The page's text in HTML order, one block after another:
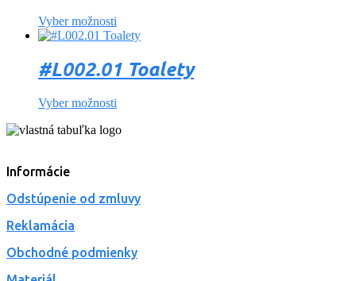
Vyber možnosti
#L002.01 Toalety
Vyber možnosti
Informácie
Odstúpenie od zmluvy
Reklamácia
Obchodné podmienky